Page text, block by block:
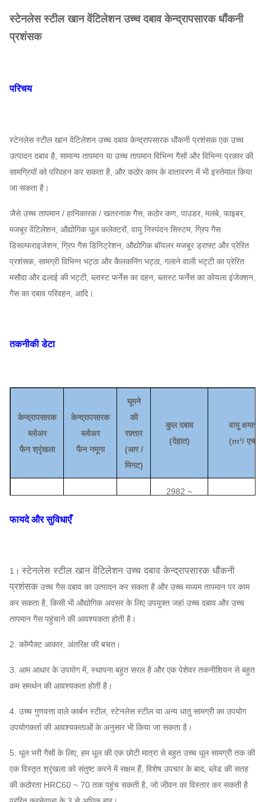
स्टेनलेस स्टील खान वेंटिलेशन उच्च दबाव केन्द्रापसारक धौंकनी
प्रशंसक
परिचय
स्टेनलेस स्टील खान वेंटिलेशन उच्च दबाव केन्द्रापसारक धौंकनी प्रशंसकएक उच्च
उत्पादन दबाव है, सामान्य तापमान या उच्च तापमान विभिन्न गैसों और विभिन्न प्रकार की
सामग्रियों को परिवहन कर सकता है, और कठोर काम के वातावरण में भी इस्तेमाल किया
जा सकता है।
जैसे उच्च तापमान / हानिकारक / खतरनाक गैस, कठोर कण, पाउडर, मलबे, फाइबर,
मजबूर वेंटिलेशन, औद्योगिक धूल कलेक्टरों, वायु निस्पंदन सिस्टम, ग्रिप गैस
डिसल्फराइजेशन, ग्रिप गैस डिनिट्रेशन, औद्योगिक बॉयलर मजबूर ड्राफ्ट और प्रेरित
प्रशंसक, सामग्री विभिन्न भट्ठा और कैलकनिंग भट्ठा, गलाने वाली भट्टी का प्रेरित
मसौदा और ढलाई की भट्टी, ब्लास्ट फर्नेस का दहन, ब्लास्ट फर्नेस का कोयला इंजेक्शन,
गैस का दबाव परिवहन, आदि।
तकनीकी डेटा
केन्द्रापसारक
ब्लोअर
फैन श्रृंखला
केन्द्रापसारक
ब्लोअर
फैन नमूना
घूमने
की
रफ़्तार
(आर /
मिनट)
कुल दबाव
(देहात)
वायु क्षमता
(m³/ एच
7-07
2982 ~
7.1C
~
2450
2188 ~
3862
7757
8C 1910
9
10C
1470
17,410
फायदे और सुविधाएँ
1। स्टेनलेस स्टील खान वेंटिलेशन उच्च दबाव केन्द्रापसारक धौंकनी
प्रशंसक उच्च गैस दबाव का उत्पादन कर सकता है और उच्च मध्यम तापमान पर काम
कर सकता है, किसी भी औद्योगिक अवसर के लिए उपयुक्त जहां उच्च दबाव और उच्च
तापमान गैस पहुंचाने की आवश्यकता होती है।
2. कॉम्पैक्ट आकार, अंतरिक्ष की बचत।
3. आम आधार के उपयोग में, स्थापना बहुत सरल है और एक पेशेवर तकनीशियन से बहुत
कम समर्थन की आवश्यकता होती है।
4. उच्च गुणवत्ता वाले कार्बन स्टील, स्टेनलेस स्टील या अन्य धातु सामग्री का उपयोग
उपयोगकर्ता की आवश्यकताओं के अनुसार भी किया जा सकता है।
5. धूल भरी गैसों के लिए, हम धूल की एक छोटी मात्रा से बहुत उच्च धूल सामग्री तक की
एक विस्तृत श्रृंखला को संतुष्ट करने में सक्षम हैं, विशेष उपचार के बाद, ब्लेड की सतह
की कठोरता HRC60 ~ 70 तक पहुंच सकती है, जो जीवन का विस्तार कर सकती है